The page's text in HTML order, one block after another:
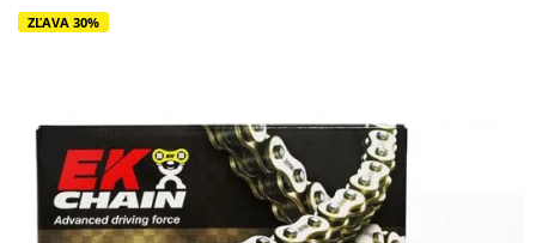
ZĽAVA 30%